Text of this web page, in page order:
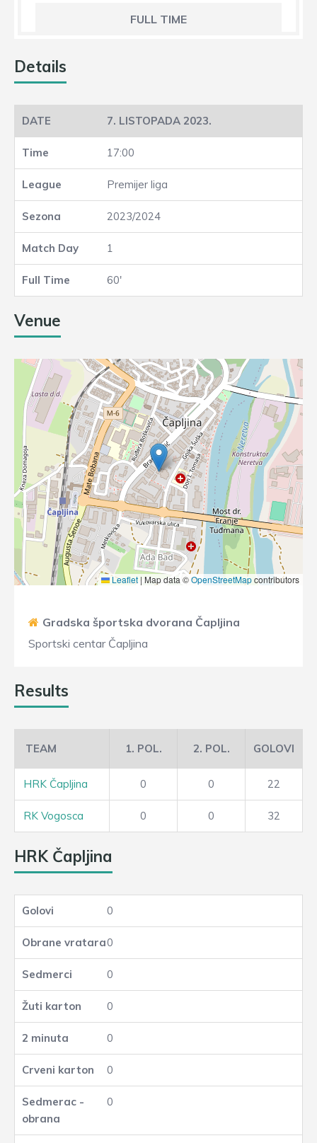
FULL TIME
Details
7. LISTOPADA 2023.
17:00
Premijer liga
2023/2024
1
60'
Venue
Leaflet | Map data ©OpenStreetMapcontributors
Gradska športska dvorana Čapljina
Sportski centar Čapljina
Results
TEAM 1. POL. 2. POL. GOLOVI
HRK Čapljina 0 0 22
RK Vogosca 0 0 32
HRK Čapljina
0
0
0
0
0
0
0